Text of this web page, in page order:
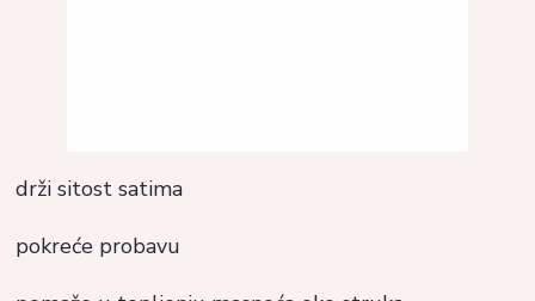
drži sitost satima
pokreće probavu